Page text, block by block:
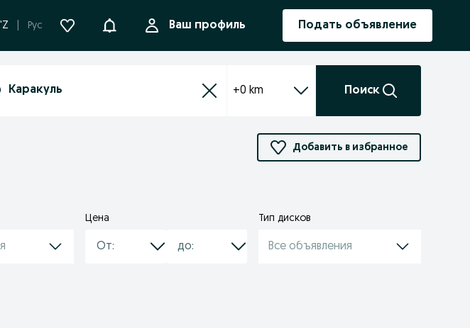
Рус УведомленияВаш профиль Подать объявление
+0 km Поиск
Добавить в избранное
Цена Тип дисков
Все объявления